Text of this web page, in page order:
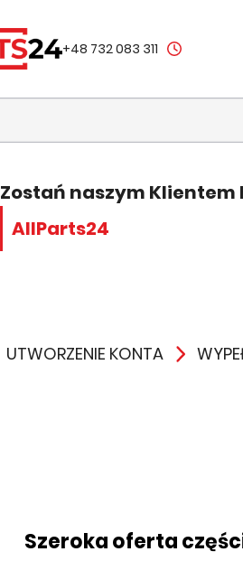
+48 732 083 311
Zostań naszym
AllParts24
UTWORZENIE KONTA
Szeroka oferta